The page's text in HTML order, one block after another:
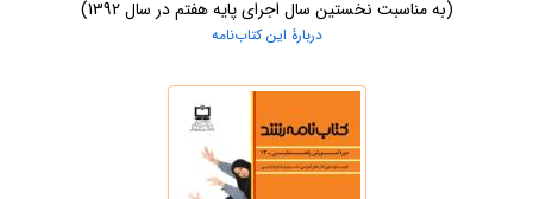
(به مناسبت نخستین سال اجرای پایه هفتم در سال 1392)
دربارۀ این کتاب‌نامه